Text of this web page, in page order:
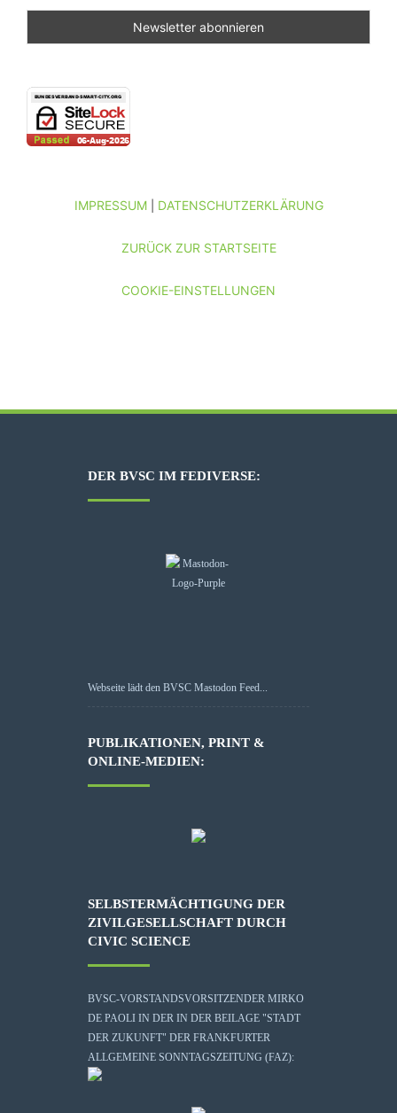
IMPRESSUM| DATENSCHUTZERKLÄRUNG
ZURÜCK ZUR STARTSEITE
COOKIE-EINSTELLUNGEN
DER BVSC IM FEDIVERSE:
Webseite lädt den BVSC Mastodon Feed...
PUBLIKATIONEN, PRINT &
ONLINE-MEDIEN:
SELBSTERMÄCHTIGUNG DER
ZIVILGESELLSCHAFT DURCH
CIVIC SCIENCE
BVSC-VORSTANDSVORSITZENDER MIRKO
DE PAOLI IN DER IN DER BEILAGE "STADT
DER ZUKUNFT" DER FRANKFURTER
ALLGEMEINE SONNTAGSZEITUNG (FAZ):